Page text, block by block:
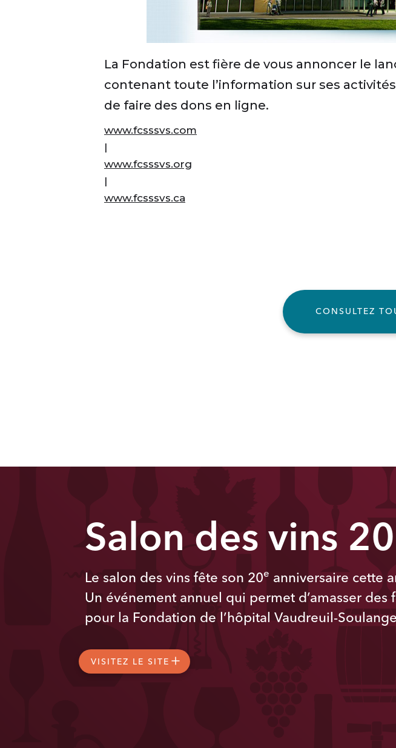
La Fondation est fière de vous annoncer le
contenant toute l’information sur ses
de faire des dons en ligne.
www.fcsssvs.com
|
www.fcsssvs.org
|
www.fcsssvs.ca
CONSULTEZ
Salon des vins
Le salon des vins fête son 20e anniversaire cette
Un événement annuel qui permet d’amasser des
pour la Fondation de l’hôpital Vaudreuil-
VISITEZ LE SITE